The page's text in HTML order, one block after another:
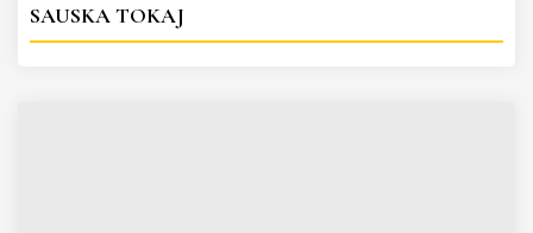
SAUSKA TOKAJ